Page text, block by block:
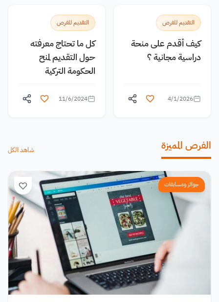
التقديم للفرص
كيف أقدم على منحة
دراسية مجانية ؟
4/1/2026
التقديم للفرص
كل ما تحتاج معرفته
حول التقديم لمنح
الحكومة التركية
11/6/2024
الفرص المميزة شاهد الكل
جوائز ومسابقات